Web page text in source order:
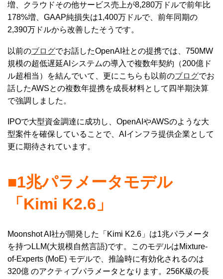
増、クラウドその他サービス売上が8,280万ドルで前年比
178%増、GAAP純損失は1,400万ドルで、前年同期の
2,390万ドルから改善したそうです。
以前のブログでお話したOpenAI社との提携では、750MW
規模の超低遅延AIシステムの導入で複数年契約（200億ド
ル超相当）を結んでいて、更にこちらも以前のブログでお
話したAWSとの複数年提携を成長材料として四半期決算
で強調しました。
IPOで大型資金調達に成功し、OpenAIやAWSのような大
型案件を確保していることで、AIインフラ提供企業として
更に期待されています。
■1兆パラメータモデル
「Kimi K2.6」
Moonshot AI社が開発した「Kimi K2.6」は1兆パラメータ
を持つLLM(大規模自然言語)です。このモデルはMixture-
of-Experts (MoE) モデルで、推論時に有効化されるのは
320億 のアクティブパラメータとなります。256K級の長